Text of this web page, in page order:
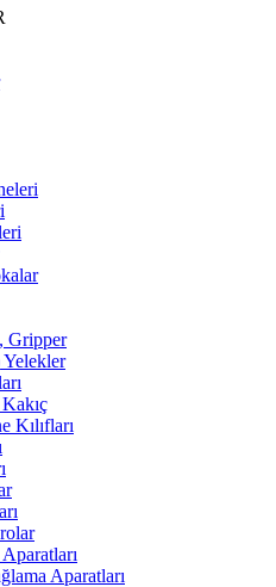
Gripper
Yelekler
Kılıfları
Aparatları